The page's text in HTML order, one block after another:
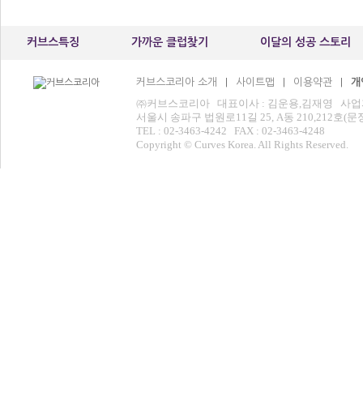
커브스특징 가까운 클럽찾기 이달의 성공 스토리
커브스코리아 소개 사이트맵 이용약관 개
㈜커브스코리아 대표이사 : 김운용,김재영 사업
서울시 송파구 법원로11길 25, A동 210,212호(
TEL : 02-3463-4242 FAX : 02-3463-4248
Copyright © Curves Korea. All Rights Reserved.